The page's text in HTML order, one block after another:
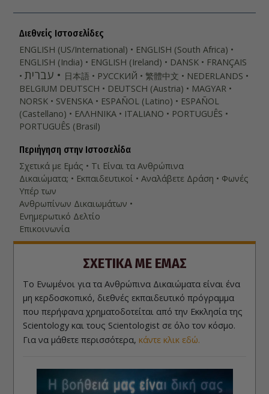
Διεθνείς Ιστοσελίδες
ENGLISH (US/International)
ENGLISH (South Africa)
ENGLISH (India)
ENGLISH (Ireland) DANSK FRANÇAIS
עברית 日本語 РУССКИЙ 繁體中文
NEDERLANDS
BELGIUM DEUTSCH DEUTSCH (Austria)
MAGYAR
NORSK
SVENSKA ESPAÑOL (Latino)
ESPAÑOL
(Castellano)
ΕΛΛΗΝΙΚA ITALIANO
PORTUGUÊS
PORTUGUÊS (Brasil)‎
Περιήγηση στην Ιστοσελίδα
Σχετικά µε Εμάς
Τι Είναι τα Ανθρώπινα
Δικαιώματα;
Εκπαιδευτικοί Αναλάβετε Δράση
Φωνές
Υπέρ των
Ανθρωπίνων Δικαιωμάτων
Ενημερωτικό Δελτίο
Επικοινωνία
ΣΧΕΤΙΚΑ ΜΕ ΕΜΑΣ
Το Ενωμένοι για τα Ανθρώπινα Δικαιώματα είναι ένα
μη κερδοσκοπικό, διεθνές εκπαιδευτικό πρόγραμμα
που περήφανα χρηματοδοτείται από την Εκκλησία της
Scientology και τους Scientologist σε όλο τον κόσμο.
Για να μάθετε περισσότερα, κάντε κλικ εδώ.